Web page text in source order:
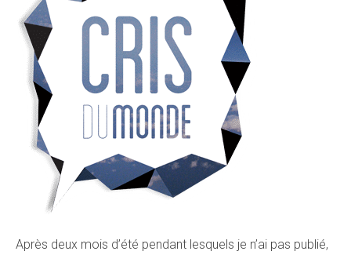
Après deux mois d’été pendant lesquels je n’ai pas publié,